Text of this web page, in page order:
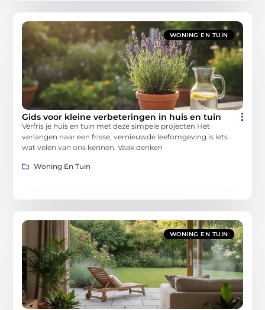
WONING EN TUIN
Gids voor kleine verbeteringen in huis en tuin
Verfris je huis en tuin met deze simpele projecten Het
verlangen naar een frisse, vernieuwde leefomgeving is iets
wat velen van ons kennen. Vaak denken
Woning En Tuin
WONING EN TUIN